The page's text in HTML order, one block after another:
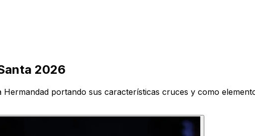
2026
portando sus características cruces y como